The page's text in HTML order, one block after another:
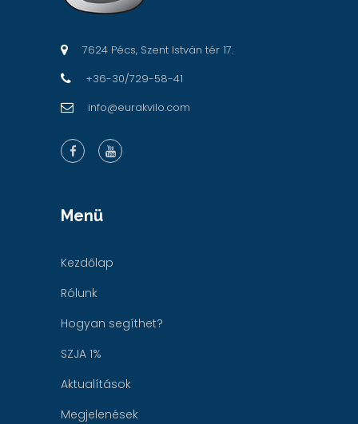
7624 Pécs, Szent István tér 17.
+36-30/729-58-41
info@eurakvilo.com
Menü
Kezdőlap
Rólunk
Hogyan segíthet?
SZJA 1%
Aktualítások
Megjelenések